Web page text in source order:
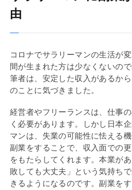
由
コロナでサラリーマンの生活が
間が生まれた方は少なくないの
筆者は、安定した収入があるか
のことに気づきました。
経営者やフリーランスは、仕事
く必要があります。しかし日本
マンは、失業の可能性に怯える
副業をすることで、収入面での
をもたらしてくれます。本業が
敗しても大丈夫」という気持ち
きるようになるのです。副業を